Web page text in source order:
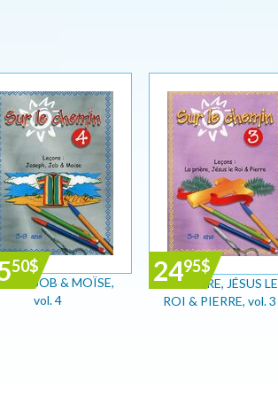
50$
JOB & MOÏSE,
vol. 4
2495$
LA PRIÈRE, JÉSUS LE
ROI & PIERRE, vol. 3